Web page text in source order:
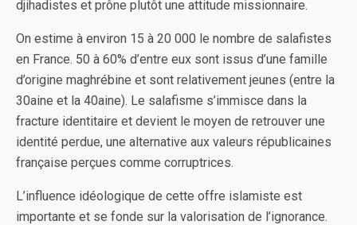
djihadistes et prône plutôt une attitude missionnaire.
On estime à environ 15 à 20 000 le nombre de salafistes
en France. 50 à 60% d’entre eux sont issus d’une famille
d’origine maghrébine et sont relativement jeunes (entre la
30aine et la 40aine). Le salafisme s’immisce dans la
fracture identitaire et devient le moyen de retrouver une
identité perdue, une alternative aux valeurs républicaines
française perçues comme corruptrices.
L’influence idéologique de cette offre islamiste est
importante et se fonde sur la valorisation de l’ignorance.